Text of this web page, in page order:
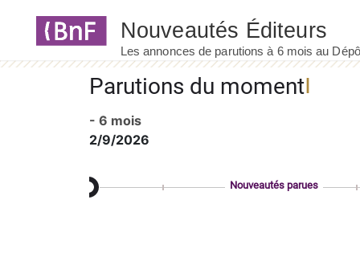
Parutions du moment
- 6 mois
2/9/2026
Nouveautés parues